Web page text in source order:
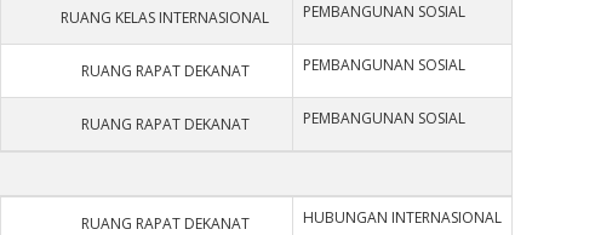
RUANG KELAS INTERNASIONAL PEMBANGUNAN SOSIAL
RUANG RAPAT DEKANAT PEMBANGUNAN SOSIAL
RUANG RAPAT DEKANAT PEMBANGUNAN SOSIAL
RUANG RAPAT DEKANAT HUBUNGAN INTERNASIONAL